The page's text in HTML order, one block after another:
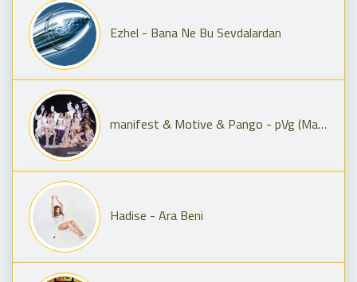
Ezhel - Bana Ne Bu Sevdalardan
manifest & Motive & Pango - pVg (Manifest Live Remix)
Hadise - Ara Beni